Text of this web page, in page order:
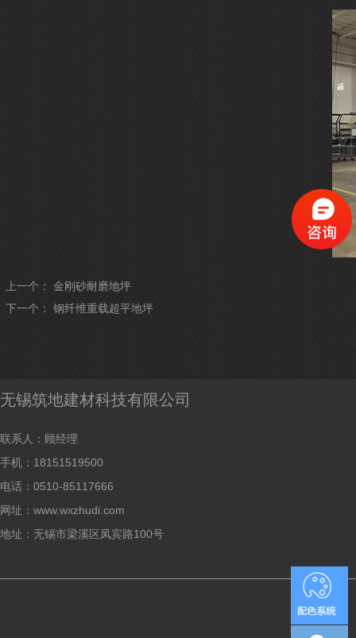
上一个： 金刚砂耐磨地坪
下一个： 钢纤维重载超平地坪
无锡筑地建材科技有限公司
联系人：顾经理
手机：18151519500
电话：0510-85117666
网址：www.wxzhudi.com
地址：无锡市梁溪区凤宾路100号